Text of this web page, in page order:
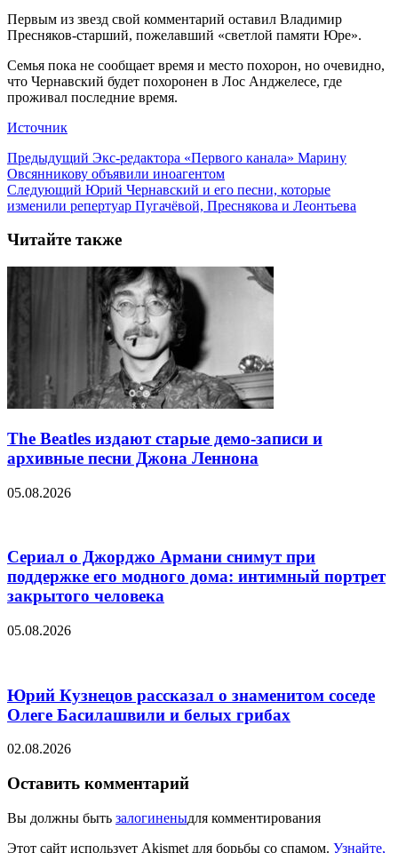
Первым из звезд свой комментарий оставил Владимир
Пресняков-старший, пожелавший «светлой памяти Юре».
Семья пока не сообщает время и место похорон, но очевидно,
что Чернавский будет похоронен в Лос Анджелесе, где
проживал последние время.
Источник
Предыдущий Экс-редактора «Первого канала» Марину
Овсянникову объявили иноагентом
Следующий Юрий Чернавский и его песни, которые
изменили репертуар Пугачёвой, Преснякова и Леонтьева
Читайте также
The Beatles издают старые демо-записи и
архивные песни Джона Леннона
05.08.2026
Сериал о Джорджо Армани снимут при
поддержке его модного дома: интимный портрет
закрытого человека
05.08.2026
Юрий Кузнецов рассказал о знаменитом соседе
Олеге Басилашвили и белых грибах
02.08.2026
Оставить комментарий
Вы должны быть залогиненыдля комментирования
Этот сайт использует Akismet для борьбы со спамом. Узнайте,